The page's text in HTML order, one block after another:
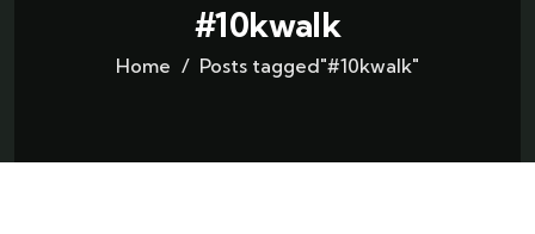
#10kwalk
Home Posts tagged"#10kwalk"